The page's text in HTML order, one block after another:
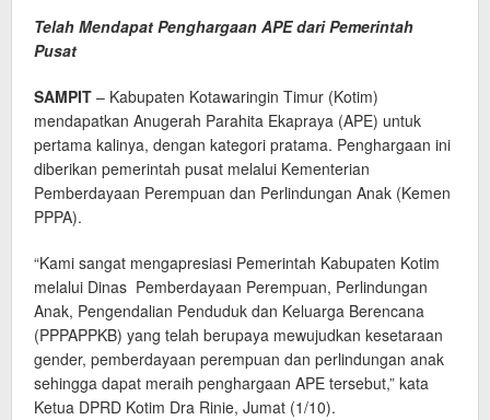
Telah Mendapat Penghargaan APE dari Pemerintah
Pusat
SAMPIT – Kabupaten Kotawaringin Timur (Kotim)
mendapatkan Anugerah Parahita Ekapraya (APE) untuk
pertama kalinya, dengan kategori pratama. Penghargaan ini
diberikan pemerintah pusat melalui Kementerian
Pemberdayaan Perempuan dan Perlindungan Anak (Kemen
PPPA).
“Kami sangat mengapresiasi Pemerintah Kabupaten Kotim
melalui Dinas Pemberdayaan Perempuan, Perlindungan
Anak, Pengendalian Penduduk dan Keluarga Berencana
(PPPAPPKB) yang telah berupaya mewujudkan kesetaraan
gender, pemberdayaan perempuan dan perlindungan anak
sehingga dapat meraih penghargaan APE tersebut,” kata
Ketua DPRD Kotim Dra Rinie, Jumat (1/10).